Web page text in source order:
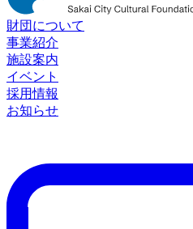
財団について
事業紹介
施設案内
イベント
採用情報
お知らせ